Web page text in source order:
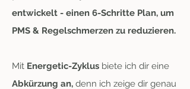
entwickelt - einen 6-Schritte Plan, um
PMS & Regelschmerzen zu reduzieren.
Mit Energetic-Zyklus biete ich dir eine
Abkürzung an, denn ich zeige dir genau